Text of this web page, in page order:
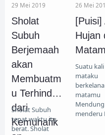
29 Mei 2019
Sholat
Subuh
Berjemaah
akan
Membuatm
u Terhindar
dari
Kemunafik
Sholat Subuh
tepat waktu itu
berat. Sholat
26 Mei
[Puisi]
Hujan
Suatu kali
mataku
matamu
Mendung
menderu Hati